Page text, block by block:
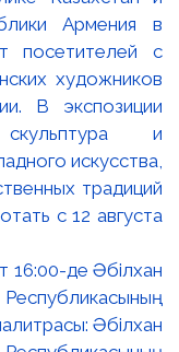
16:00-де Әбілхан
Әбілхан